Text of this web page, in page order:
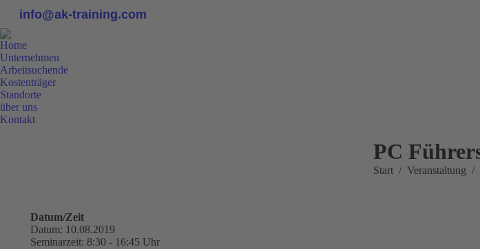
info@ak-training.com
Home
Unternehmen
Arbeitsuchende
Kostenträger
Standorte
über uns
Kontakt
PC
Sie befinden sich hier:
Start Veranstaltung
Datum/Zeit
Datum: 10.08.2019
Seminarzeit: 8:30 - 16:45 Uhr